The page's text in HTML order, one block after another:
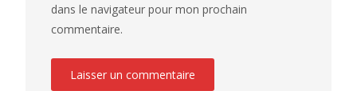
dans le navigateur pour mon prochain
commentaire.